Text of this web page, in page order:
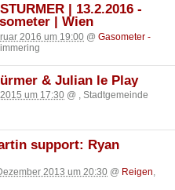
| 13.2.2016 -
| Wien
2016 um 19:00 @ Gasometer -
& Julian le Play
um 17:30 @ , Stadtgemeinde
support: Ryan
2013 um 20:30 @ Reigen,